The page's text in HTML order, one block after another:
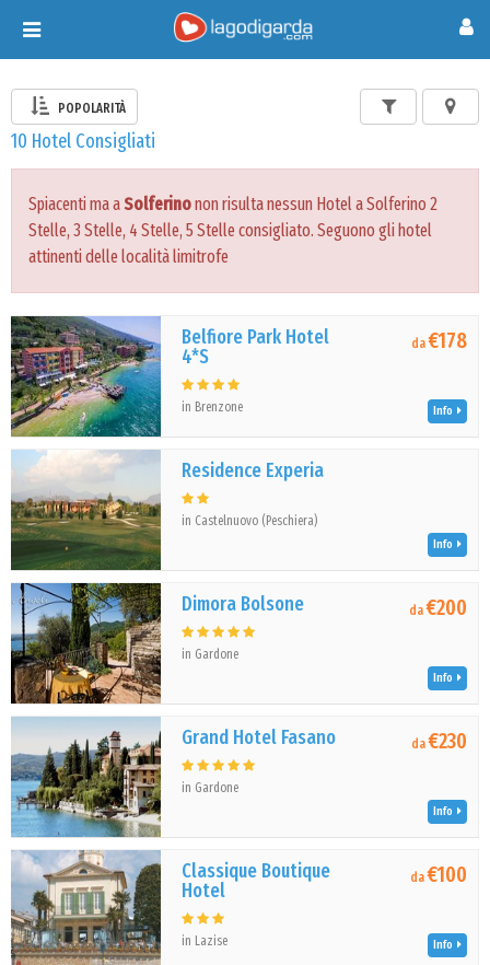
Toggle
navigation
POPOLARITÀ
10 Hotel Consigliati
Spiacenti ma aSolferinonon risulta nessun Hotel a Solferino 2
Stelle, 3 Stelle, 4 Stelle, 5 Stelle consigliato. Seguono gli hotel
attinenti delle località limitrofe
Belfiore Park Hotel
4*S
in Brenzone
da€178
Info
Residence Experia
in Castelnuovo (Peschiera)
Info
Dimora Bolsone
in Gardone
da€200
Info
Grand Hotel Fasano
in Gardone
da€230
Info
Classique Boutique
Hotel
in Lazise
da€100
Info